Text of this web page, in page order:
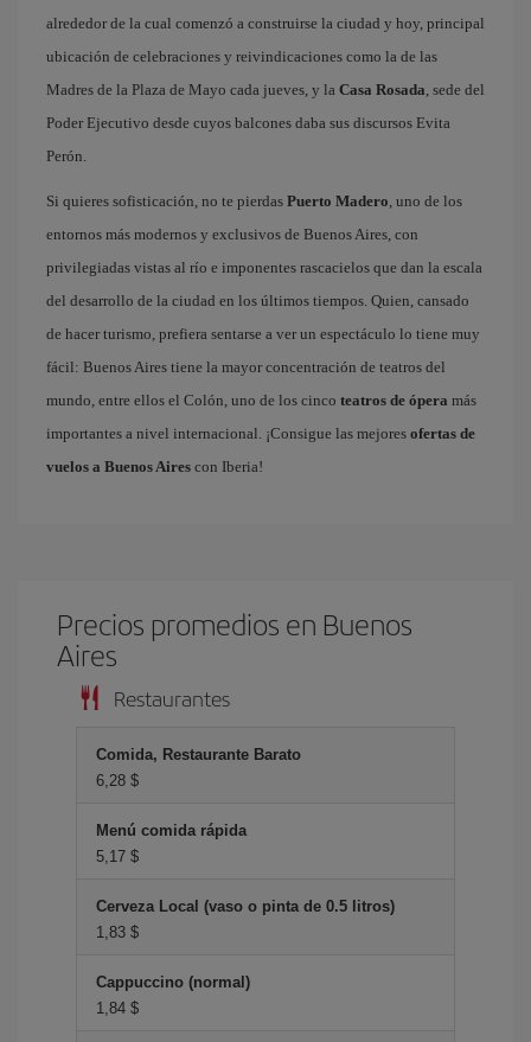
alrededor de la cual comenzó a construirse la ciudad y hoy, principal
ubicación de celebraciones y reivindicaciones como la de las
Madres de la Plaza de Mayo cada jueves, y la Casa Rosada, sede del
Poder Ejecutivo desde cuyos balcones daba sus discursos Evita
Perón.
Si quieres sofisticación, no te pierdas Puerto Madero, uno de los
entornos más modernos y exclusivos de Buenos Aires, con
privilegiadas vistas al río e imponentes rascacielos que dan la escala
del desarrollo de la ciudad en los últimos tiempos. Quien, cansado
de hacer turismo, prefiera sentarse a ver un espectáculo lo tiene muy
fácil: Buenos Aires tiene la mayor concentración de teatros del
mundo, entre ellos el Colón, uno de los cinco teatros de ópera más
importantes a nivel internacional. ¡Consigue las mejores ofertas de
vuelos a Buenos Aires con Iberia!
Precios promedios en Buenos
Aires
Restaurantes
Comida, Restaurante Barato
6,28 $
Menú comida rápida
5,17 $
Cerveza Local (vaso o pinta de 0.5 litros)
1,83 $
Cappuccino (normal)
1,84 $